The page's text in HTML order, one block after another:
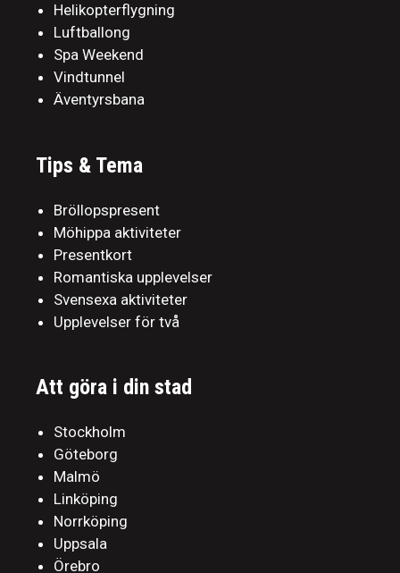
Helikopterflygning
Luftballong
Spa Weekend
Vindtunnel
Äventyrsbana
Tips & Tema
Bröllopspresent
Möhippa aktiviteter
Presentkort
Romantiska upplevelser
Svensexa aktiviteter
Upplevelser för två
Att göra i din stad
Stockholm
Göteborg
Malmö
Linköping
Norrköping
Uppsala
Örebro